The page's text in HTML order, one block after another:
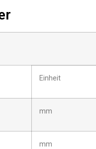
Einheit
mm
mm